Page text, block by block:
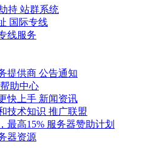
持 站群系统
国际专线
线服务
提供商 公告通知
帮助中心
快上手 新闻资讯
技术知识 推广联盟
最高15% 服务器赞助计划
器资源